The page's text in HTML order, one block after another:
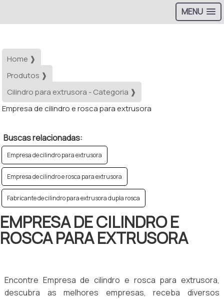
MENU
Home ❱
Produtos ❱
Cilindro para extrusora - Categoria ❱
Empresa de cilindro e rosca para extrusora
Buscas relacionadas:
Empresa de cilindro para extrusora
Empresa de cilindro e rosca para extrusora
Fabricante de cilindro para extrusora dupla rosca
EMPRESA DE CILINDRO E
ROSCA PARA EXTRUSORA
Encontre Empresa de cilindro e rosca para extrusora,
descubra as melhores empresas, receba diversos